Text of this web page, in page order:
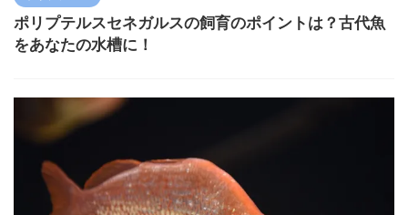
ポリプテルスセネガルスの飼育のポイントは？古代魚
をあなたの水槽に！